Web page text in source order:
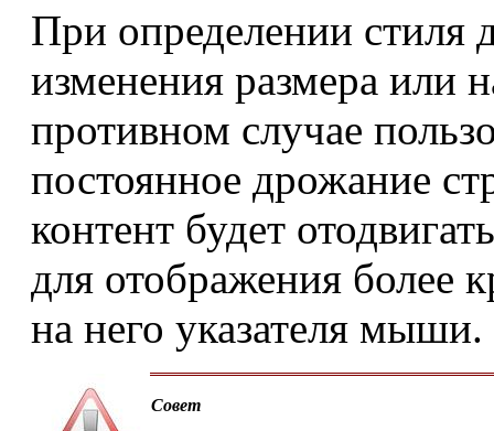
При определении стиля
изменения размера или
противном случае
постоянное дрожание
контент будет
для отображения более
на него указателя мыши.
Совет